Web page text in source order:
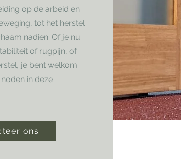
op de arbeid en
tot het herstel
nadien. Of je nu
of rugpijn, of
je bent welkom
in deze
ons